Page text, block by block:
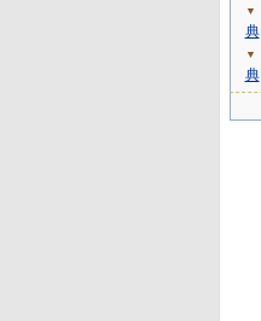
▼
典
▼
典